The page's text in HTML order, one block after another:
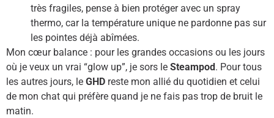
très fragiles, pense à bien protéger avec un spray
thermo, car la température unique ne pardonne pas sur
les pointes déjà abîmées.
Mon cœur balance : pour les grandes occasions ou les jours
où je veux un vrai “glow up”, je sors le Steampod. Pour tous
les autres jours, le GHD reste mon allié du quotidien et celui
de mon chat qui préfère quand je ne fais pas trop de bruit le
matin.